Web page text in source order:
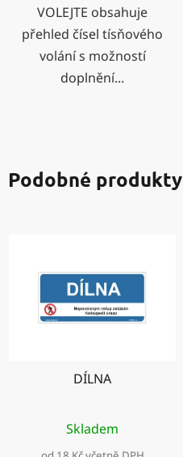
VOLEJTE obsahuje
přehled čísel tísňového
volání s možností
doplnění...
Podobné produkty
DÍLNA
Skladem